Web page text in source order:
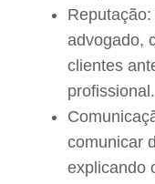
advogado,
clientes
profissional.
comunicar
explicando